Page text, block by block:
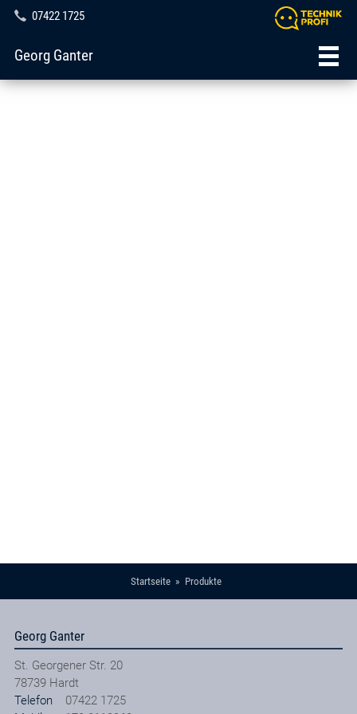
07422 1725
Georg Ganter
Startseite Produkte
Georg Ganter
St. Georgener Str. 20
78739 Hardt
Telefon
07422 1725